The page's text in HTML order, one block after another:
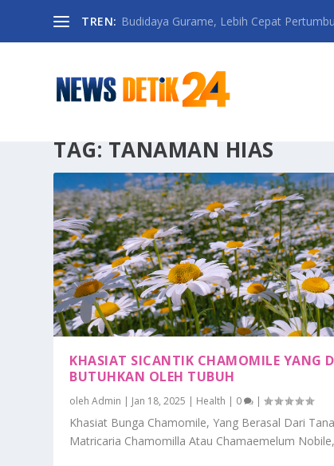
TREN: Budidaya Gurame, Lebih Cepat
TAG: TANAMAN HIAS
KHASIAT SICANTIK CHAMOMILE YANG
BUTUHKAN OLEH TUBUH
olehAdmin | Jan 18, 2025 | Health | 0 |
Khasiat Bunga Chamomile, Yang Berasal Dari
Matricaria Chamomilla Atau Chamaemelum